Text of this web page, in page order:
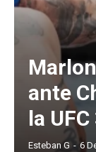
ante
la UFC
Esteban G - 6